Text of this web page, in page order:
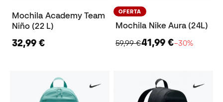
Mochila Academy Team
Niño (22 L)
32,99 €
OFERTA
Mochila Nike Aura (24L)
59,99 €41,99 €−30%